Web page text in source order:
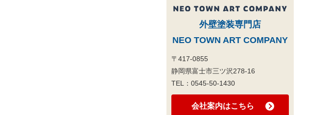
外壁塗装専門店
NEO TOWN ART COMPANY
〒417-0855
静岡県富士市三ツ沢278-16
TEL： 0545-50-1430
会社案内はこちら